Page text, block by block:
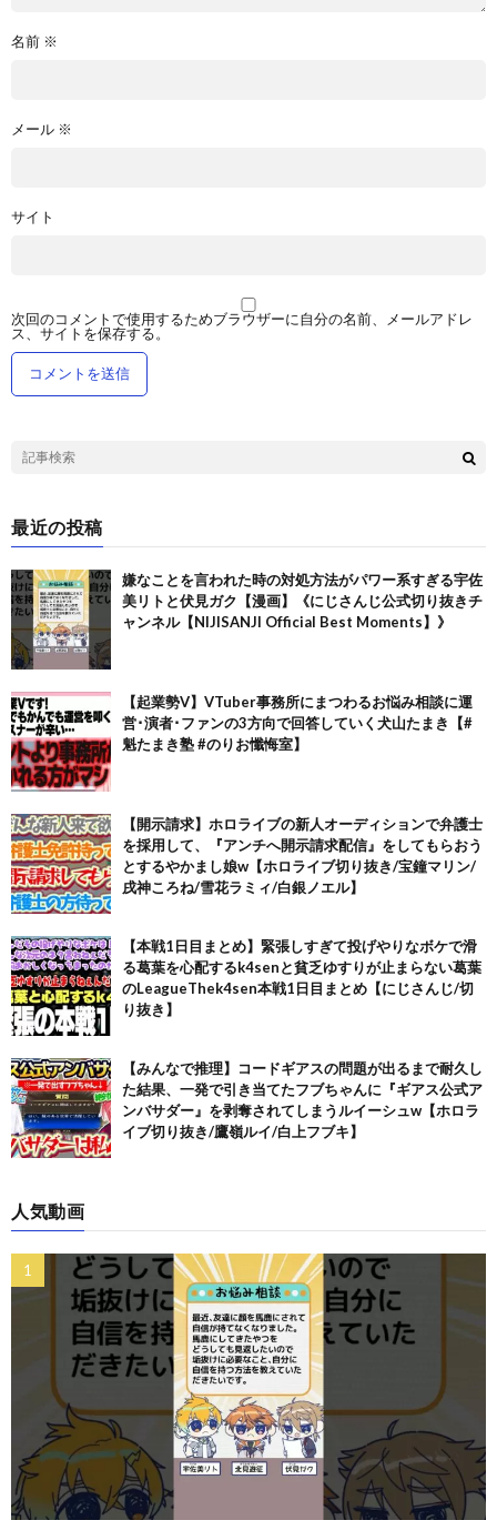
名前 ※
メール ※
サイト
次回のコメントで使用するためブラウザーに自分の名前、メールアドレ
ス、サイトを保存する。
最近の投稿
嫌なことを言われた時の対処方法がパワー系すぎる宇佐
美リトと伏見ガク【漫画】《にじさんじ公式切り抜きチ
ャンネル【NIJISANJI Official Best Moments】》
【起業勢V】VTuber事務所にまつわるお悩み相談に運
営･演者･ファンの3方向で回答していく犬山たまき【#
魁たまき塾 #のりお懺悔室】
【開示請求】ホロライブの新人オーディションで弁護士
を採用して、『アンチへ開示請求配信』をしてもらおう
とするやかまし娘w【ホロライブ切り抜き/宝鐘マリン/
戌神ころね/雪花ラミィ/白銀ノエル】
【本戦1日目まとめ】緊張しすぎて投げやりなボケで滑
る葛葉を心配するk4senと貧乏ゆすりが止まらない葛葉
のLeagueThek4sen本戦1日目まとめ【にじさんじ/切
り抜き】
【みんなで推理】コードギアスの問題が出るまで耐久し
た結果、一発で引き当てたフブちゃんに『ギアス公式ア
ンバサダー』を剥奪されてしまうルイーシュw【ホロラ
イブ切り抜き/鷹嶺ルイ/白上フブキ】
人気動画